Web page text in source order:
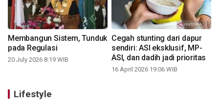
Membangun Sistem, Tunduk
pada Regulasi
20 July 2026 8:19 WIB
Cegah stunting dari dapur
sendiri: ASI eksklusif, MP-
ASI, dan dadih jadi prioritas
16 April 2026 19:06 WIB
Lifestyle